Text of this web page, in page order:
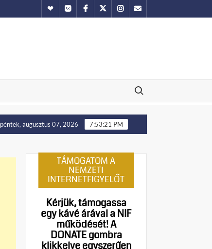
HundubVkontakte
Facebook
TwitterInstagram
Email
Search for:
Putyin: Ukrajna nyugati területei előbb-utóbb visszakerülnek
péntek, augusztus 07, 2026 7:53:22 PM
TÁMOGATOM A
NEMZETI
INTERNETFIGYELŐT
Kérjük, támogassa
egy kávé árával a NIF
működését!A
DONATE gombra
klikkelve egyszerűen